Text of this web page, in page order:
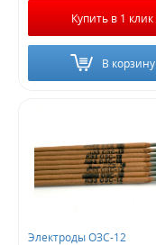
Купить в 1 клик
В корзину
Электроды ОЗС-12